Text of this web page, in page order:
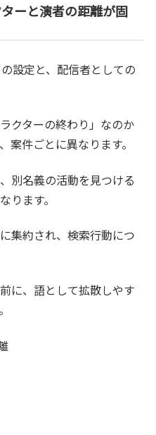
ーと演者の距離が固
設定と、配信者としての
クターの終わり」なのか
案件ごとに異なります。
別名義の活動を見つける
ります。
集約され、検索行動につ
に、語として拡散しやす